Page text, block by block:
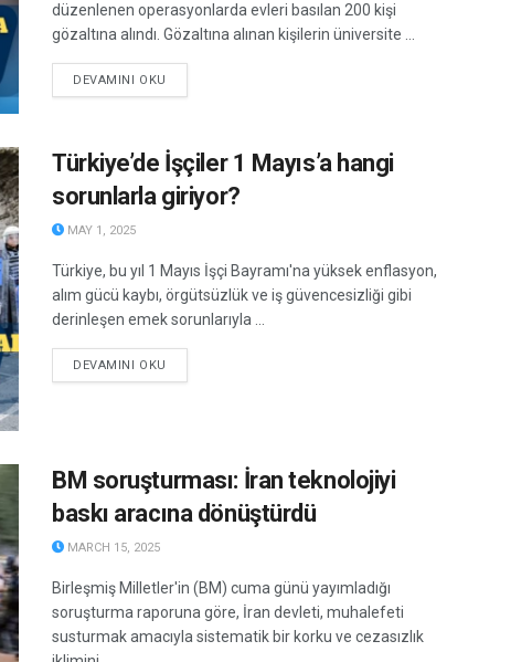
düzenlenen operasyonlarda evleri basılan 200 kişi
gözaltına alındı. Gözaltına alınan kişilerin üniversite ...
DEVAMINI OKU
Türkiye’de İşçiler 1 Mayıs’a hangi
sorunlarla giriyor?
MAY 1, 2025
Türkiye, bu yıl 1 Mayıs İşçi Bayramı'na yüksek enflasyon,
alım gücü kaybı, örgütsüzlük ve iş güvencesizliği gibi
derinleşen emek sorunlarıyla ...
DEVAMINI OKU
BM soruşturması: İran teknolojiyi
baskı aracına dönüştürdü
MARCH 15, 2025
Birleşmiş Milletler'in (BM) cuma günü yayımladığı
soruşturma raporuna göre, İran devleti, muhalefeti
susturmak amacıyla sistematik bir korku ve cezasızlık